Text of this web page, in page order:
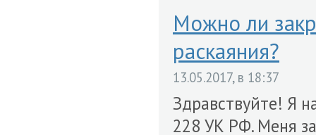
Можно ли
раскаяния?
13.05.2017, в 18:37
Здравствуйте! Я
228 УК РФ. Меня